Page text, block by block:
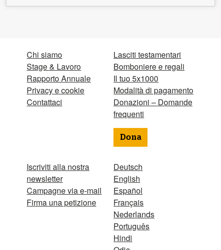
Chi siamo
Stage & Lavoro
Rapporto Annuale
Privacy e cookie
Contattaci
Iscriviti alla nostra
newsletter
Campagne via e-mail
Firma una petizione
Lasciti testamentari
Bomboniere e regali
Il tuo 5x1000
Modalità di pagamento
Donazioni – Domande
frequenti
Dona
Deutsch
English
Español
Français
Nederlands
Português
Hindi